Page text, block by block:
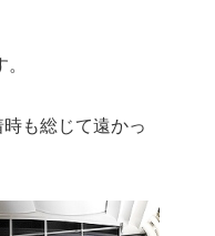
も総じて遠かっ